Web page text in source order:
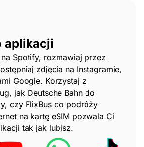
aplikacji
na Spotify, rozmawiaj przez
zdjęcia na Instagramie,
Google. Korzystaj z
jak Deutsche Bahn do
czy FlixBus do podróży
na kartę eSIM pozwala Ci
tak jak lubisz.